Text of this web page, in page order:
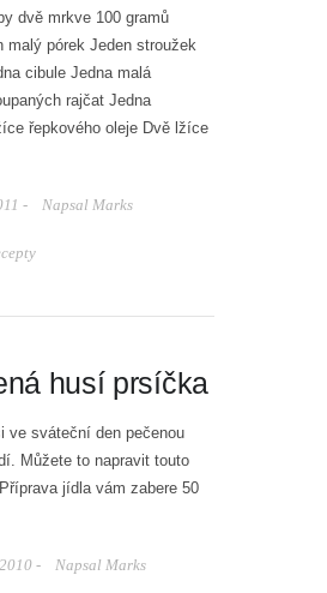
dvě mrkve 100 gramů
malý pórek Jeden stroužek
cibule Jedna malá
rajčat Jedna
řepkového oleje Dvě lžíce
- Napsal Marks
husí prsíčka
ve sváteční den pečenou
Můžete to napravit touto
jídla vám zabere 50
- Napsal Marks